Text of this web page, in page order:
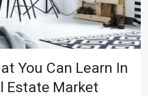
You Can Learn In
Estate Market